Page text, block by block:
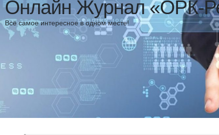
Онлайн Журнал «ОРК-
Всё самое интересное в одном месте!